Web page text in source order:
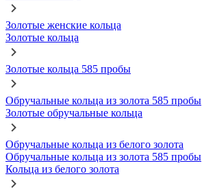
Золотые женские кольца
Золотые кольца
Золотые кольца 585 пробы
Обручальные кольца из золота 585 пробы
Золотые обручальные кольца
Обручальные кольца из белого золота
Обручальные кольца из золота 585 пробы
Кольца из белого золота